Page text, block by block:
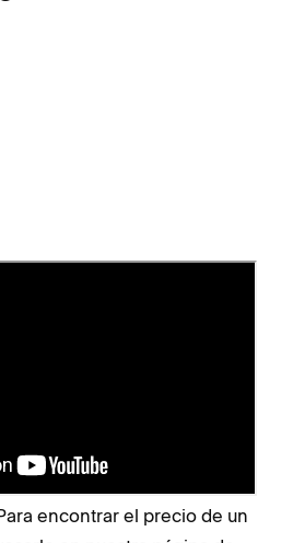
no. El precio de los
encontrar el precio de un